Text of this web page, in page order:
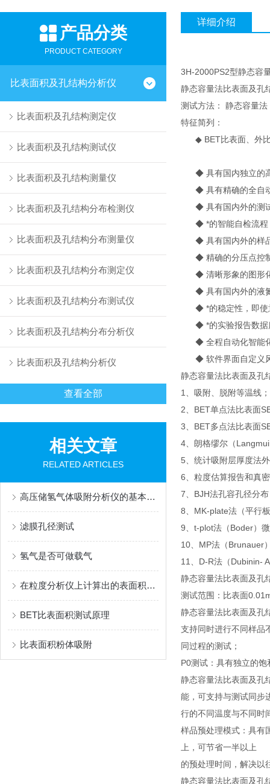
产品分类
PRODUCT CATEGORY
比表面积及孔结构分析仪
比表面积及孔结构测定仪
比表面积及孔结构测试仪
比表面积及孔结构测量仪
比表面积及孔结构分布检测仪
比表面积及孔结构分布测量仪
比表面积及孔结构分布测定仪
比表面积及孔结构分布测试仪
比表面积及孔结构分布分析仪
比表面积及孔结构分析仪
查看全部
相关文章
RELATED ARTICLES
高压储氢气体吸附分析仪的基本操作步骤如下
滤膜孔径测试
氢气是否可做载气
在粒度分析仪上计算出的表面积值准确吗？
BET比表面积测试原理
比表面积粉体吸附
详细介绍
3H-2000PS2型静态容
静态容量法比表面及孔
测试方法： 静态容量法
特征简列：
◆ BET比表面、外比
◆ 具有国内独立的高
◆ 具有精确的全自动
◆ 具有国内外的测试
◆ *的智能自检流程
◆ 具有国内外的样品
◆ 精确的分压点控制
◆ 清晰形象的图形化
◆ 具有国内外的液氮
◆ *的稳定性，即使
◆ *的实验报告数据
◆ 全程自动化智能化
◆ 软件界面自定义
静态容量法比表面及孔
1、吸附、脱附等温线；
2、BET单点法比表面
3、BET多点法比表
4、朗格缪尔（
5、统计吸附层厚度法
6、粒度估算报告和真
7、BJH法孔容孔径分
8、MK-plate法（平行
9、t-plot法（Boder）
10、MP法（Brunauer
11、D-R法（Dubinin-
静态容量法比表面及孔
测试范围：比表面
静态容量法比表面及孔
支持同时进行不同样品
同过程的测试；
P0测试：具有独立的
静态容量法比表面及孔
能，可支持与测试同步
行的不同温度与不同时
样品预处理模式：具有
上，可节省一半以上
的预处理时间，解决以
静态容量法比表面及孔